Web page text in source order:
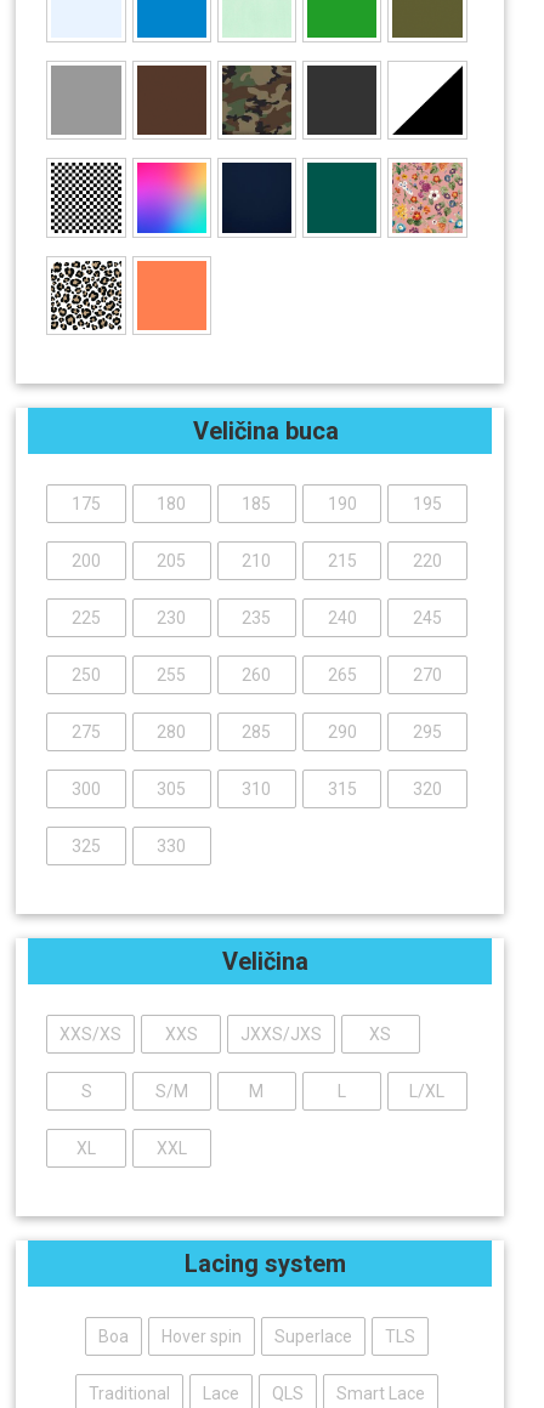
Veličina buca
175 180 185 190 195
200 205 210 215 220
225 230 235 240 245
250 255 260 265 270
275 280 285 290 295
300 305 310 315 320
325 330
Veličina
XXS/XS XXS JXXS/JXS XS
S S/M M L/XL
XL XXL
Lacing system
Boa Hover spin Superlace TLS
Traditional Lace QLS Smart Lace